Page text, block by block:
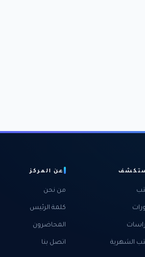
الشهرية
عن المركز
من نحن
كلمة الرئيس
المحاضرون
اتصل بنا